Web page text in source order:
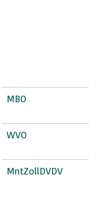
MBO
WVO
MntZollDVDV